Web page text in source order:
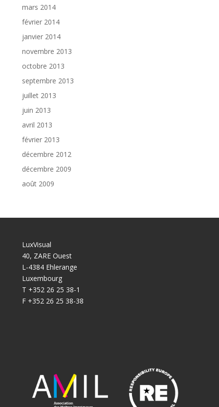
mars 2014
février 2014
janvier 2014
novembre 2013
octobre 2013
septembre 2013
juillet 2013
juin 2013
avril 2013
février 2013
décembre 2012
décembre 2009
août 2009
LuxVisual
40, ZARE Ouest
L-4384 Ehlerange
Luxembourg
T +352 26 25 38-1
F +352 26 25 38-38